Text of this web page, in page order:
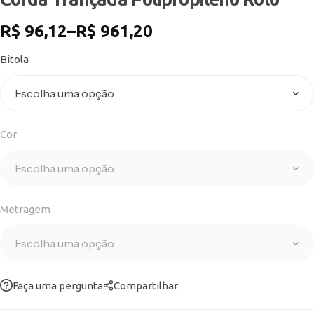
R$ 96,12–R$ 961,20
Bitola
Cor
Metragem
Faça uma pergunta Compartilhar